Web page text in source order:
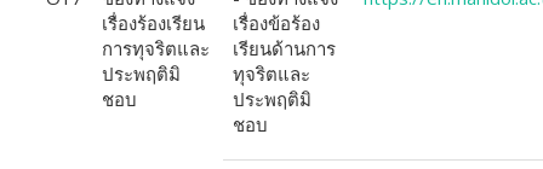
เรื่องร้องเรียน
การทุจริตและ
ประพฤติมิ
ชอบ
เรื่องข้อร้อง
เรียนด้านการ
ทุจริตและ
ประพฤติมิ
ชอบ